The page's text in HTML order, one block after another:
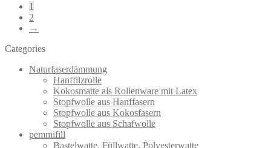
1
2
→
Categories
Naturfaserdämmung
Hanffilzrolle
Kokosmatte als Rollenware mit Latex
Stopfwolle aus Hanffasern
Stopfwolle aus Kokosfasern
Stopfwolle aus Schafwolle
pemmifill
Bastelwatte. Füllwatte, Polyesterwatte